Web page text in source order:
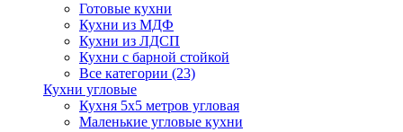
Готовые кухни
Кухни из МДФ
Кухни из ЛДСП
Кухни с барной стойкой
Все категории (23)
Кухни угловые
Кухня 5х5 метров угловая
Маленькие угловые кухни